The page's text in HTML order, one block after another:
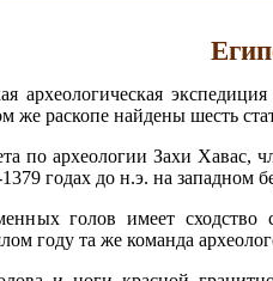
археологическая
же раскопе найдены шесть
по археологии Захи Хавас,
годах до н.э. на западном
голов имеет
году та же команда